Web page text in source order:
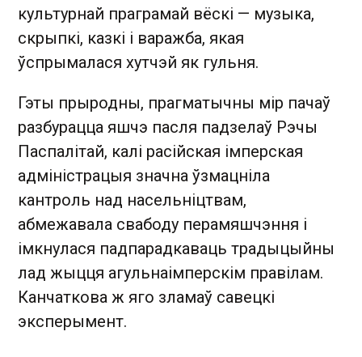
культурнай праграмай вёскі — музыка,
скрыпкі, казкі і варажба, якая
ўспрымалася хутчэй як гульня.
Гэты прыродны, прагматычны мір пачаў
разбурацца яшчэ пасля падзелаў Рэчы
Паспалітай, калі расійская імперская
адміністрацыя значна ўзмацніла
кантроль над насельніцтвам,
абмежавала свабоду перамяшчэння і
імкнулася падпарадкаваць традыцыйны
лад жыцця агульнаімперскім правілам.
Канчаткова ж яго зламаў савецкі
эксперымент.